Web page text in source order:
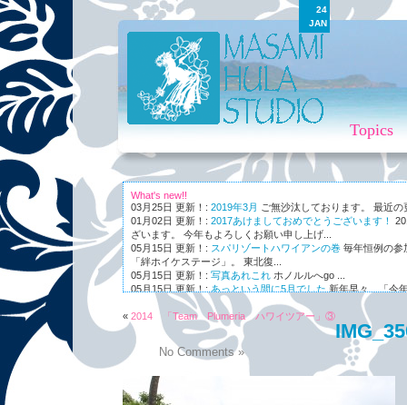
Topics
What's new!!
03月25日 更新！: 2019年3月 ご無沙汰しております。 最近
01月02日 更新！: 2017あけましておめでとうございます！
ざいます。 今年もよろしくお願い申し上げ...
05月15日 更新！: スパリゾートハワイアンの巻 毎年恒例の参
「絆ホイケステージ」。 東北復...
05月15日 更新！: 写真あれこれ ホノルルへgo ...
05月15日 更新！: あっという間に5月でした 新年早々、「今
ながら～～、まさかの5月。 世...
01月03日 更新！:Maunaleo皆様ご存じ、ケアリー・レイシ
オと...
« 2014 「Team Plumeria ハワイツアー」③
24
JAN
No Comments »